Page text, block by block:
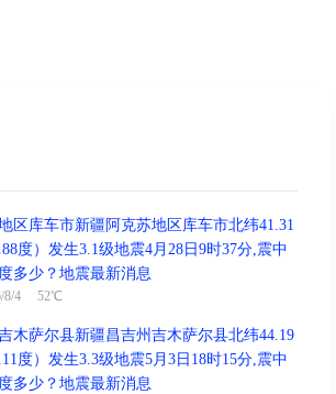
区库车市新疆阿克苏地区库车市北纬41.31
度）发生3.1级地震4月28日9时37分,震中
多少？地震最新消息
8/4 52℃
木萨尔县新疆昌吉州吉木萨尔县北纬44.19
度）发生3.3级地震5月3日18时15分,震中
多少？地震最新消息